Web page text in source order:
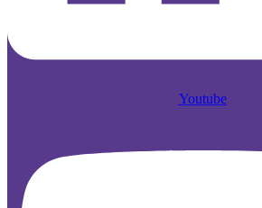
Youtube